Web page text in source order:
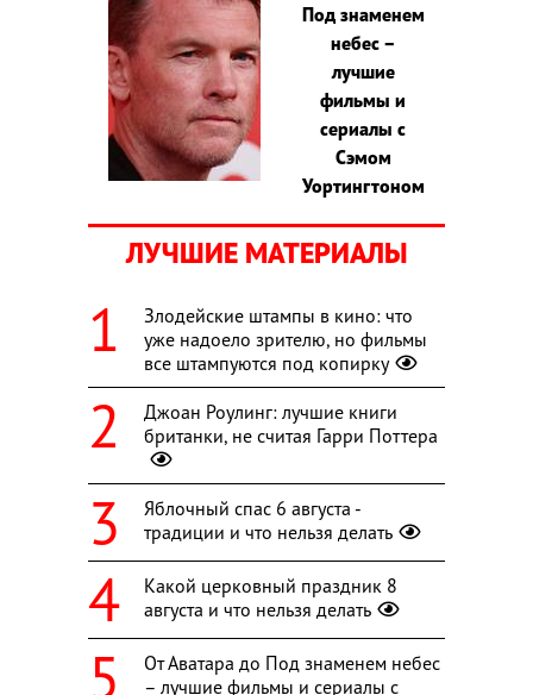
Под знаменем
небес –
лучшие
фильмы и
сериалы с
Сэмом
Уортингтоном
ЛУЧШИЕ МАТЕРИАЛЫ
Злодейские штампы в кино: что
уже надоело зрителю, но фильмы
все штампуются под копирку
Джоан Роулинг: лучшие книги
британки, не считая Гарри Поттера
Яблочный спас 6 августа -
традиции и что нельзя делать
Какой церковный праздник 8
августа и что нельзя делать
От Аватара до Под знаменем небес
– лучшие фильмы и сериалы с